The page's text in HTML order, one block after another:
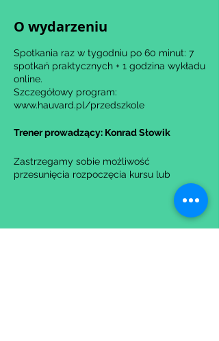
O wydarzeniu
Spotkania raz w tygodniu po 60 minut: 7
spotkań praktycznych + 1 godzina wykładu
online.
Szczegółowy program:
www.hauvard.pl/przedszkole
Trener prowadzący: Konrad Słowik
Zastrzegamy sobie możliwość
przesunięcia rozpoczęcia kursu lub
anulowania go w przypadku nie uzbierania
się minimalnej liczby osób na grupę.